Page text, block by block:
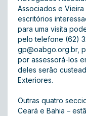
Associados e
escritórios
para uma visita
pelo telefone (62)
gp@oabgo.org.br,
por assessorá-los
deles serão
Exteriores.
Outras quatro
Ceará e Bahia –